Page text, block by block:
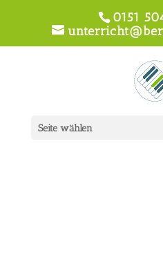
0151
Seite wählen